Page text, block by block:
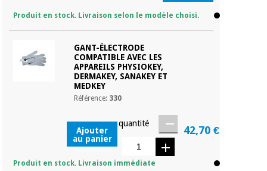
d'une exactitude optimales :
Produit en stock. Livraison selon le modèle choisi.
GANT-ÉLECTRODE
COMPATIBLE AVEC LES
APPAREILS PHYSIOKEY,
DERMAKEY, SANAKEY ET
MEDKEY
Référence: 330
42,70 €
quantité
Ajouter
au panier
Produit en stock. Livraison immédiate